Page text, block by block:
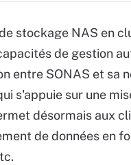
stockage NAS en
de gestion
entre SONAS et sa
s'appuie sur une
désormais aux
de données en